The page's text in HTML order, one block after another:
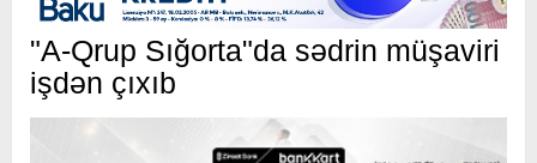
"A-Qrup Sığorta"da sədrin müşaviri
işdən çıxıb